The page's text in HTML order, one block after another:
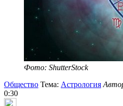
Фото: ShutterStock
Общество Тема: Астрология
0:30